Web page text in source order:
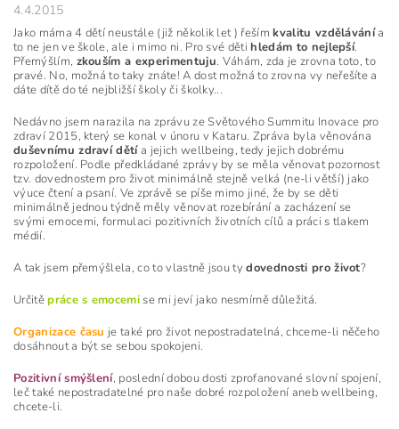
4.4.2015
Jako máma 4 dětí neustále (již několik let ) řešímkvalitu vzdělávánía
to ne jen ve škole, ale i mimo ni. Pro své dětihledám to nejlepší.
Přemýšlím, zkouším a experimentuju. Váhám, zda je zrovna toto, to
pravé. No, možná to taky znáte! A dost možná to zrovna vy neřešíte a
dáte dítě do té nejbližší školy či školky...
Nedávno jsem narazila na zprávu ze Světového Summitu Inovace pro
zdraví 2015, který se konal v únoru v Kataru. Zpráva byla věnována
duševnímu zdraví dětía jejich wellbeing, tedy jejich dobrému
rozpoložení. Podle předkládané zprávy by se měla věnovat pozornost
tzv. dovednostem pro život minimálně stejně velká (ne-li větší) jako
výuce čtení a psaní. Ve zprávě se píše mimo jiné, že by se děti
minimálně jednou týdně měly věnovat rozebírání a zacházení se
svými emocemi, formulaci pozitivních životních cílů a práci s tlakem
médií.
A tak jsem přemýšlela, co to vlastně jsou tydovednosti pro život?
Určitěpráce s emocemise mi jeví jako nesmírně důležitá.
Organizace času je také pro život nepostradatelná, chceme-li něčeho
dosáhnout a být se sebou spokojeni.
Pozitivní smýšlení, poslední dobou dosti zprofanované slovní spojení,
leč také nepostradatelné pro naše dobré rozpoložení aneb wellbeing,
chcete-li.